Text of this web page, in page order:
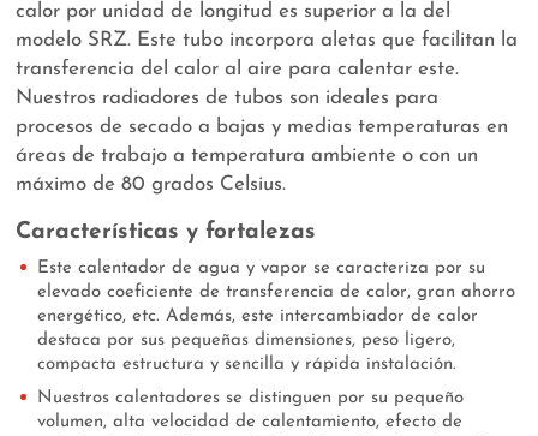
calor por unidad de longitud es superior a la del
modelo SRZ. Este tubo incorpora aletas que facilitan la
transferencia del calor al aire para calentar este.
Nuestros radiadores de tubos son ideales para
procesos de secado a bajas y medias temperaturas en
áreas de trabajo a temperatura ambiente o con un
máximo de 80 grados Celsius.
Características y fortalezas
Este calentador de agua y vapor se caracteriza por su
elevado coeficiente de transferencia de calor, gran ahorro
energético, etc. Además, este intercambiador de calor
destaca por sus pequeñas dimensiones, peso ligero,
compacta estructura y sencilla y rápida instalación.
Nuestros calentadores se distinguen por su pequeño
volumen, alta velocidad de calentamiento, efecto de